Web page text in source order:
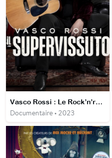
Vasco Rossi : Le Rock’n’roll ne meurt jamais
Documentaire • 2023